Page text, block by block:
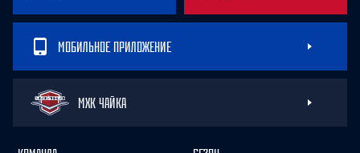
МОБИЛЬНОЕ ПРИЛОЖЕНИЕ
МХК ЧАЙКА